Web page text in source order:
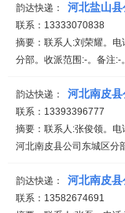
韵达快递： 河北盐山
联系：13333070838
摘要：联系人:刘荣耀。
分部。收派范围:-。备注:-
韵达快递： 河北南皮
联系：13393396777
摘要：联系人:张俊领。
河北南皮县公司东城区分
韵达快递： 河北南皮
联系：13582674691